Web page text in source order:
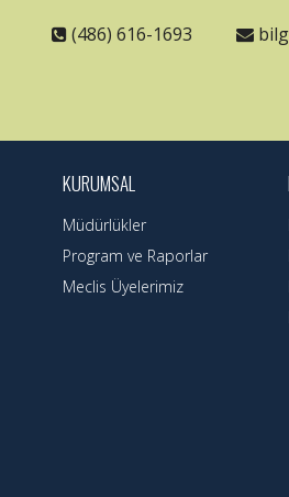
(486) 616-1693
KURUMSAL
Müdürlükler
Program ve Raporlar
Meclis Üyelerimiz